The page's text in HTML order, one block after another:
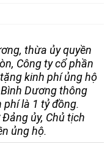
thừa ủy quyền
Công ty cổ phần
kinh phí ủng hộ
Dương thông
là 1 tỷ đồng.
ủy, Chủ tịch
ủng hộ.